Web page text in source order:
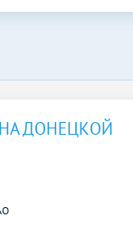
ДОНЕЦКОЙ